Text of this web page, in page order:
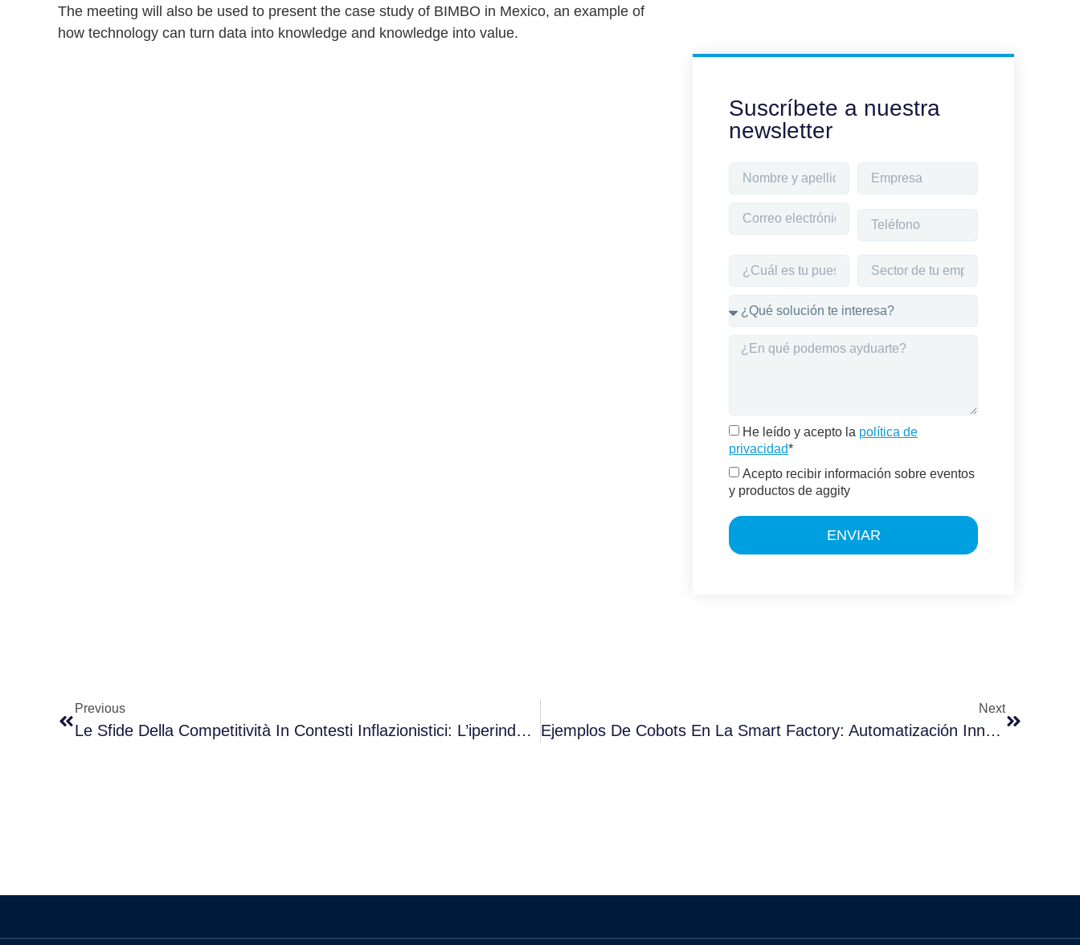
The meeting will also be used to present the case study of BIMBO in Mexico, an example of
how technology can turn data into knowledge and knowledge into value.
Suscríbete a nuestra
newsletter
He leído y acepto la política de
privacidad*
Acepto recibir información sobre eventos
y productos de aggity
ENVIAR
Previous
Le Sfide Della Competitività In Contesti Inflazionistici: L’iperindustria
Next
Ejemplos De Cobots En La Smart Factory: Automatización Innovadora